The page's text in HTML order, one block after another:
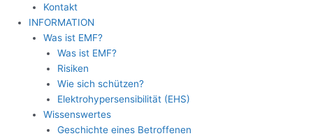
Kontakt
INFORMATION
Was ist EMF?
Was ist EMF?
Risiken
Wie sich schützen?
Elektrohypersensibilität (EHS)
Wissenswertes
Geschichte eines Betroffenen